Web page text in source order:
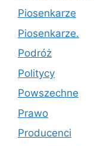
Piosenkarze
Piosenkarze.
Podróż
Politycy
Powszechne
Prawo
Producenci